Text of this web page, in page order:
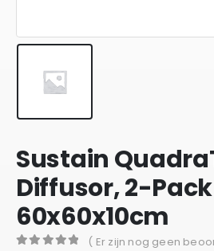
Sustain
Diffusor, 2-Pack
60x60x10cm
( Er zijn nog geen